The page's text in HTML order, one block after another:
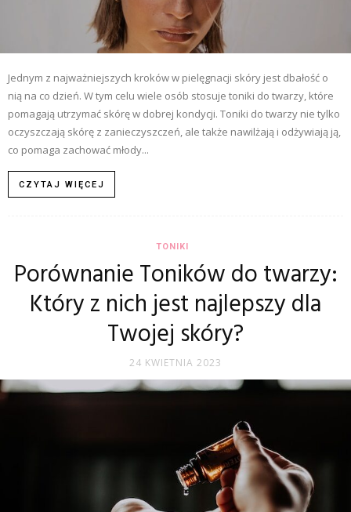
Jednym z najważniejszych kroków w pielęgnacji skóry jest dbałość o
nią na co dzień. W tym celu wiele osób stosuje toniki do twarzy, które
pomagają utrzymać skórę w dobrej kondycji. Toniki do twarzy nie tylko
oczyszczają skórę z zanieczyszczeń, ale także nawilżają i odżywiają ją,
co pomaga zachować młody...
CZYTAJ WIĘCEJ
TONIKI
Porównanie Toników do twarzy:
Który z nich jest najlepszy dla
Twojej skóry?
24 KWIETNIA 2023